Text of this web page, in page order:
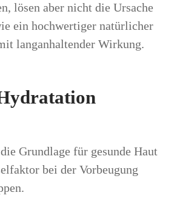
lösen aber nicht die Ursache
ein hochwertiger natürlicher
langanhaltender Wirkung.
Grundlage für gesunde Haut
bei der Vorbeugung